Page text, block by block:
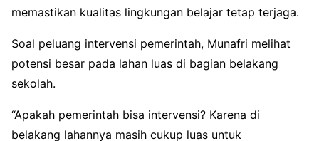
memastikan kualitas lingkungan belajar tetap terjaga.
Soal peluang intervensi pemerintah, Munafri melihat
potensi besar pada lahan luas di bagian belakang
sekolah.
“Apakah pemerintah bisa intervensi? Karena di
belakang lahannya masih cukup luas untuk